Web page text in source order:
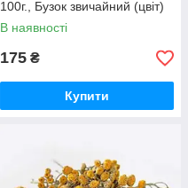
100г., Бузок звичайний (цвіт)
В наявності
175 ₴
Купити